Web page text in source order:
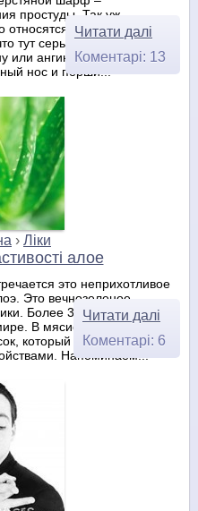
простуды. Так уж
относятся к этому
тут серьезного, это ведь не
или ангина. Простуда –
нос и перши...
Читати далі
Коментарі: 13
› Ліки
алое
это неприхотливое
Это вечнозеленое
Более 300
В мясистых листьях
который обладает
Напоминаем...
Читати далі
Коментарі: 6